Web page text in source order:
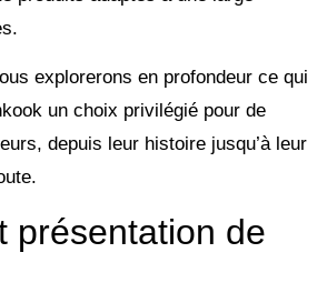
explorerons en profondeur ce qui
un choix privilégié pour de
depuis leur histoire jusqu’à leur
présentation de